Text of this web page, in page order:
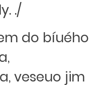
./
do bíuého
veseuo jim